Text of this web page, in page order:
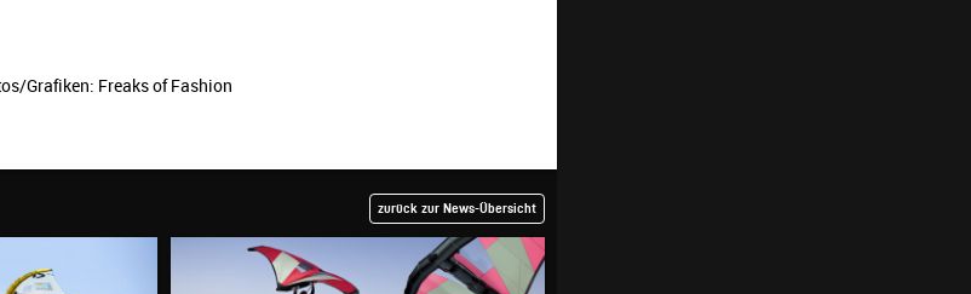
Grafiken: Freaks of Fashion
zurück zur News-Übersicht